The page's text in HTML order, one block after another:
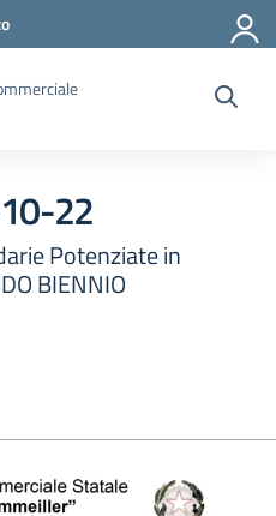
22
Potenziate in
BIENNIO